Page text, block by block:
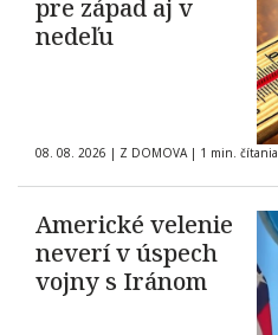
pre západ aj v
nedeľu
08. 08. 2026 | Z DOMOVA | 1 min. čítania
Americké velenie
neverí v úspech
vojny s Iránom